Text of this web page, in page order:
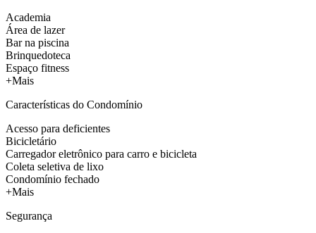
Academia
Área de lazer
Bar na piscina
Brinquedoteca
Espaço fitness
+Mais
Características do Condomínio
Acesso para deficientes
Bicicletário
Carregador eletrônico para carro e bicicleta
Coleta seletiva de lixo
Condomínio fechado
+Mais
Segurança